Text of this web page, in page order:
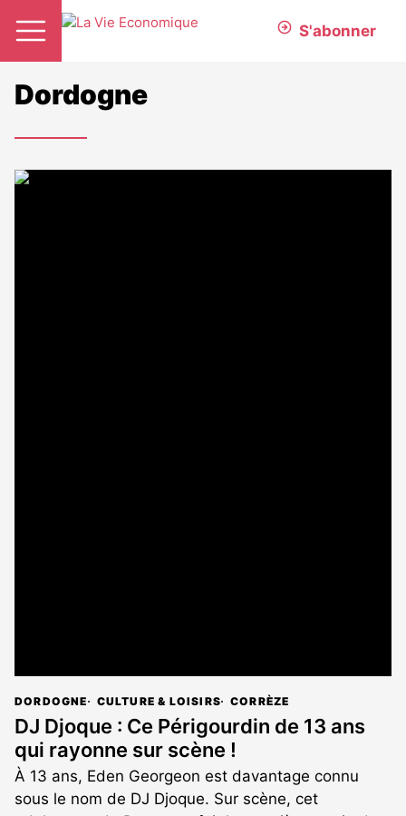
S'abonner
Dordogne
DORDOGNE CULTURE & LOISIRS CORRÈZE
DJ Djoque : Ce Périgourdin de 13 ans
qui rayonne sur scène !
À 13 ans, Eden Georgeon est davantage connu
sous le nom de DJ Djoque. Sur scène, cet